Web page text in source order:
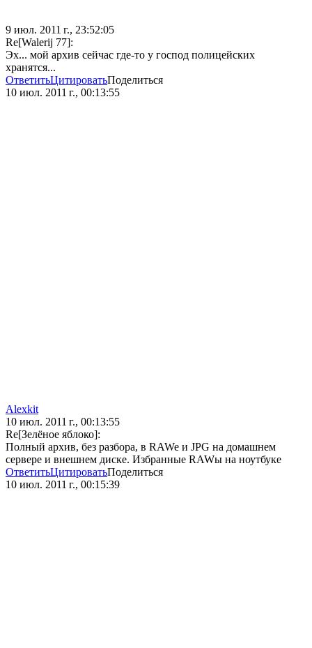
9 июл. 2011 г., 23:52:05
Re[Walerij 77]:
Эх... мой архив сейчас где-то у господ полицейских
хранятся...
ОтветитьЦитироватьПоделиться
10 июл. 2011 г., 00:13:55
Alexkit
10 июл. 2011 г., 00:13:55
Re[Зелёное яблоко]:
Полный архив, без разбора, в RAWe и JPG на домашнем
сервере и внешнем диске. Избранные RAWы на ноутбуке
ОтветитьЦитироватьПоделиться
10 июл. 2011 г., 00:15:39